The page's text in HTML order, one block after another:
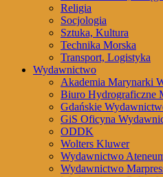
Religia
Socjologia
Sztuka, Kultura
Technika Morska
Transport, Logistyka
Wydawnictwo
Akademia Marynarki
Biuro Hydrograficzne
Gdańskie
GiS Oficyna
ODDK
Wolters Kluwer
Wydawnictwo
Wydawnictwo